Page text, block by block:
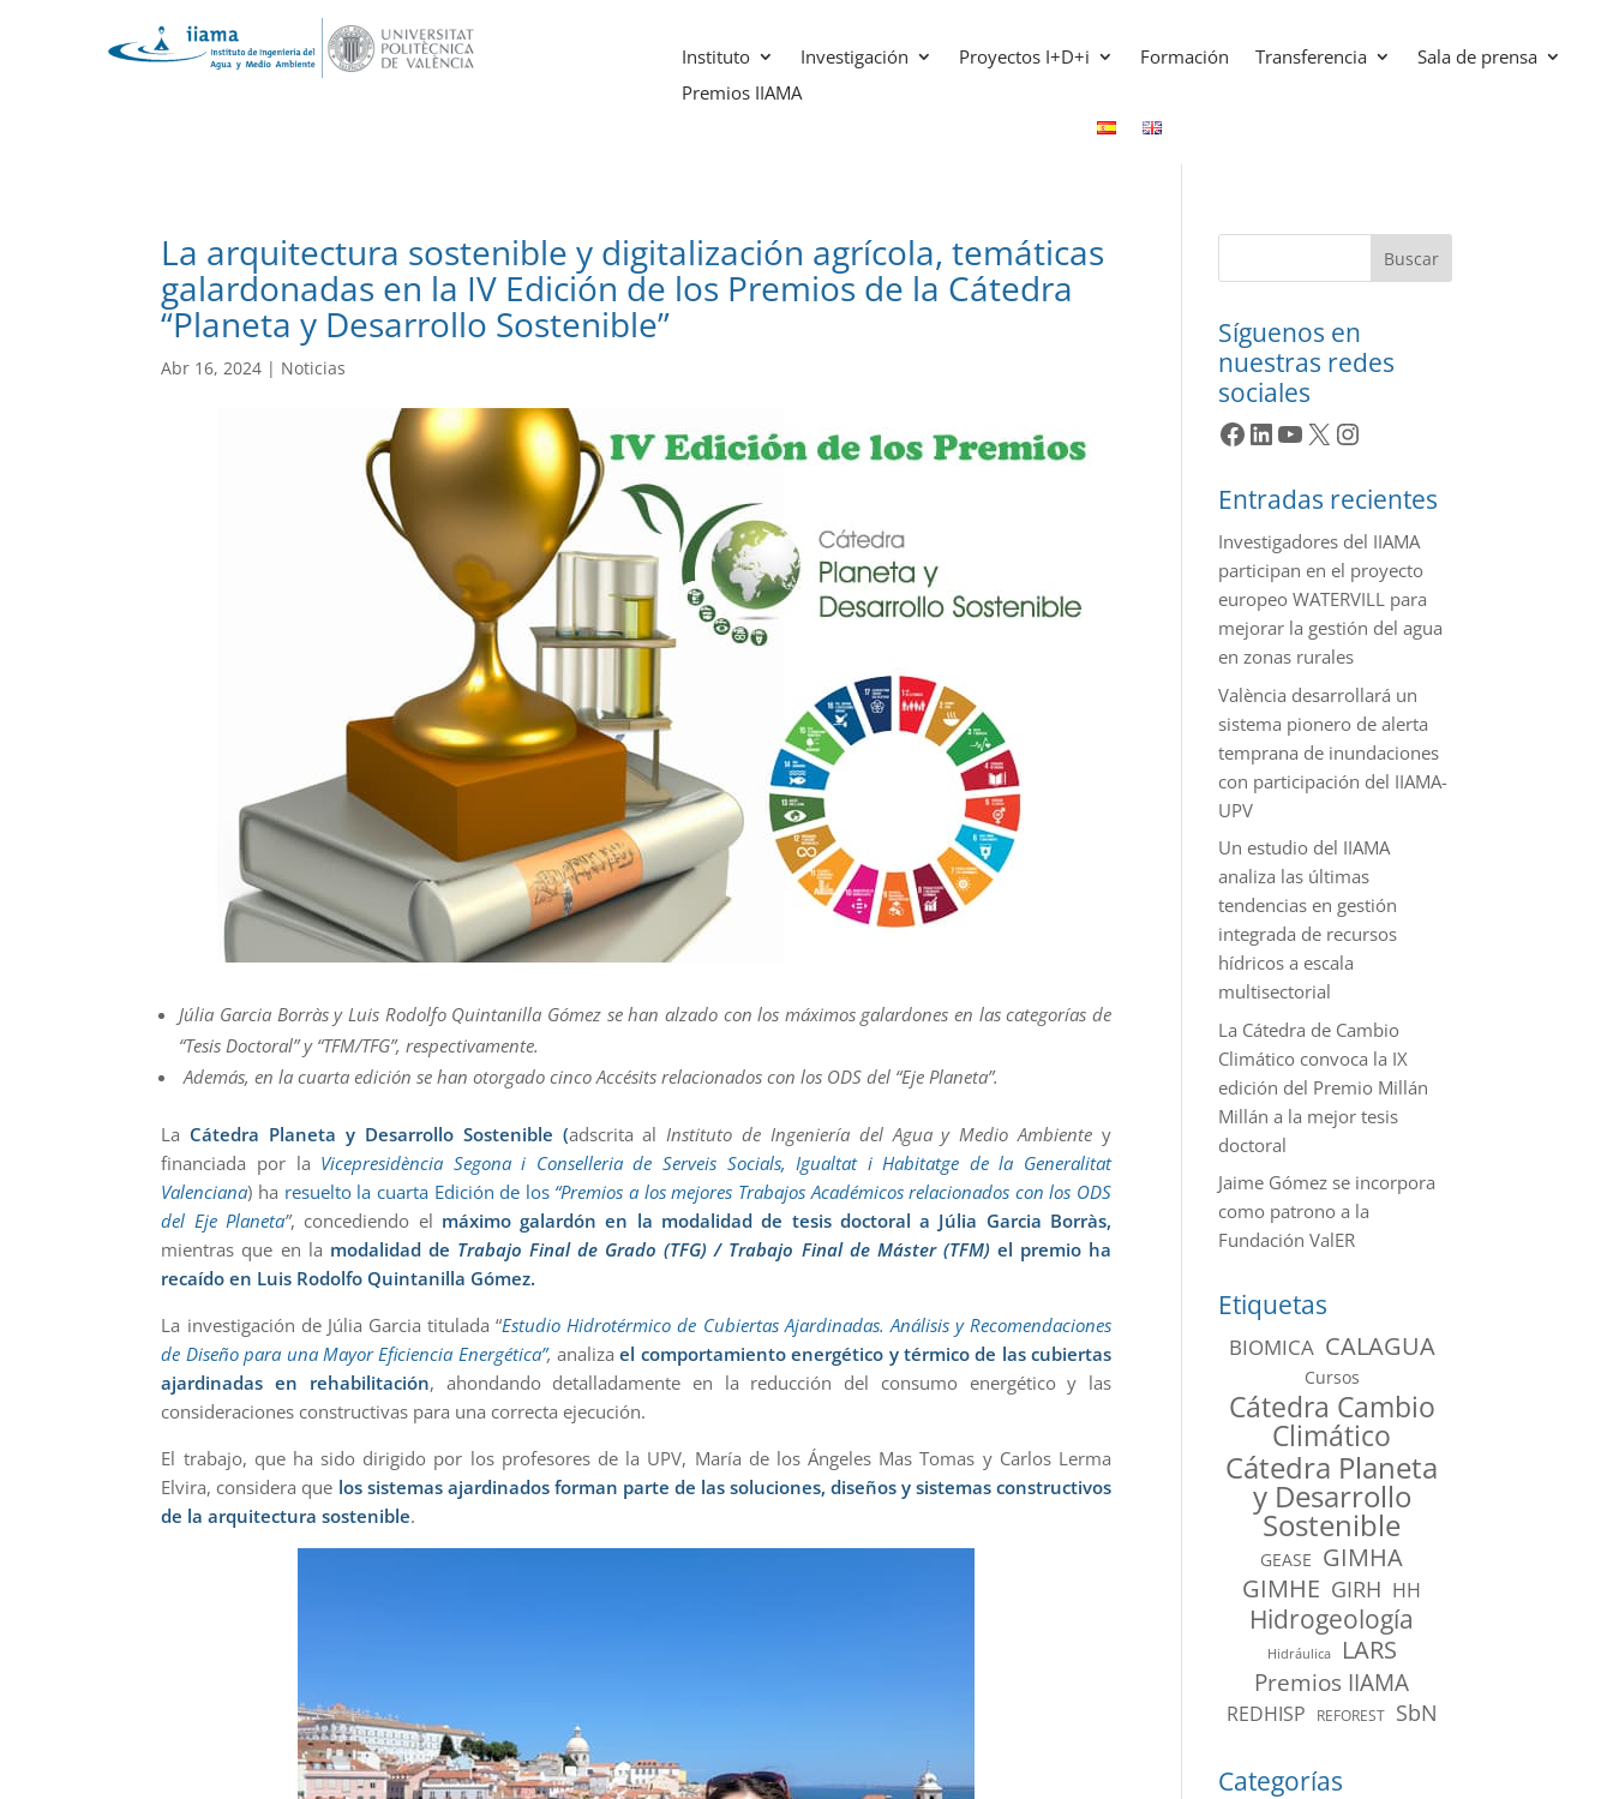
Instituto Investigación Proyectos I+D+i Formación Transferencia
Sala de prensa
Premios IIAMA
La arquitectura sostenible y digitalización agrícola, temáticas
galardonadas en la IV Edición de los Premios de la Cátedra
“Planeta y Desarrollo Sostenible”
Abr 16, 2024 | Noticias
Júlia Garcia Borràs y Luis Rodolfo Quintanilla Gómez se han alzado con los máximos galardones en las categorías de
“Tesis Doctoral” y “TFM/TFG”, respectivamente.
Además, en la cuarta edición se han otorgado cinco Accésits relacionados con los ODS del “Eje Planeta”.
La Cátedra Planeta y Desarrollo Sostenible (adscrita alInstituto de Ingeniería del Agua y Medio Ambiente y
financiada por la Vicepresidència Segona i Conselleria de Serveis Socials, Igualtat i Habitatge de la Generalitat
Valenciana) ha resuelto la cuarta Edición de los “Premios a los mejores Trabajos Académicos relacionados con los ODS
del Eje Planeta”, concediendo el máximo galardón en la modalidad de tesis doctoral a Júlia Garcia Borràs,
mientras que en la modalidad de Trabajo Final de Grado (TFG) / Trabajo Final de Máster (TFM) el premio ha
recaído en Luis Rodolfo Quintanilla Gómez.
La investigación de Júlia Garcia titulada “Estudio Hidrotérmico de Cubiertas Ajardinadas. Análisis y Recomendaciones
de Diseño para una Mayor Eficiencia Energética”,analizael comportamiento energético y térmico de las cubiertas
ajardinadas en rehabilitación, ahondando detalladamente en la reducción del consumo energético y las
consideraciones constructivas para una correcta ejecución.
El trabajo, que ha sido dirigido por los profesores de la UPV, María de los Ángeles Mas Tomas y Carlos Lerma
Elvira, considera que los sistemas ajardinados forman parte de las soluciones, diseños y sistemas constructivos
de la arquitectura sostenible.
Buscar
Síguenos en
nuestras redes
sociales
Facebook
LinkedIn
YouTube
X Instagram
Entradas recientes
Investigadores del IIAMA
participan en el proyecto
europeo WATERVILL para
mejorar la gestión del agua
en zonas rurales
València desarrollará un
sistema pionero de alerta
temprana de inundaciones
con participación del IIAMA-
UPV
Un estudio del IIAMA
analiza las últimas
tendencias en gestión
integrada de recursos
hídricos a escala
multisectorial
La Cátedra de Cambio
Climático convoca la IX
edición del Premio Millán
Millán a la mejor tesis
doctoral
Jaime Gómez se incorpora
como patrono a la
Fundación ValER
Etiquetas
BIOMICA CALAGUA
Cursos
Cátedra Cambio
Climático
Cátedra Planeta
y Desarrollo
Sostenible
GEASE GIMHA
GIMHE GIRH HH
Hidrogeología
Hidráulica
LARS
Premios IIAMA
REDHISP REFOREST SbN
Categorías